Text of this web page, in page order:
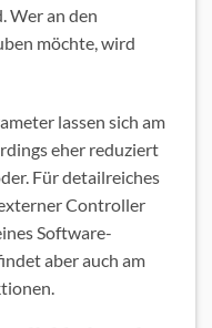
Wer an den
möchte, wird
lassen sich am
eher reduziert
Für detailreiches
Controller
Software-
aber auch am